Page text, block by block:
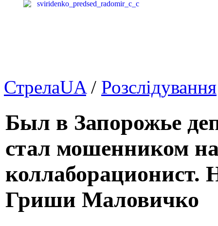
СтрелаUA/ Розслідування
Был в Запорожье
стал мошенником
Гриши Маловичко